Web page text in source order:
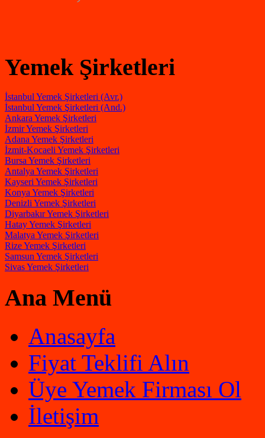
Yemek Şirketleri
İstanbul Yemek Şirketleri (Avr.)
İstanbul Yemek Şirketleri (And.)
Ankara Yemek Şirketleri
İzmir Yemek Şirketleri
Adana Yemek Şirketleri
İzmit-Kocaeli Yemek Şirketleri
Bursa Yemek Şirketleri
Antalya Yemek Şirketleri
Kayseri Yemek Şirketleri
Konya Yemek Şirketleri
Denizli Yemek Şirketleri
Diyarbakır Yemek Şirketleri
Hatay Yemek Şirketleri
Malatya Yemek Şirketleri
Rize Yemek Şirketleri
Samsun Yemek Şirketleri
Sivas Yemek Şirketleri
Ana Menü
Anasayfa
Fiyat Teklifi Alın
Üye Yemek Firması Ol
İletişim